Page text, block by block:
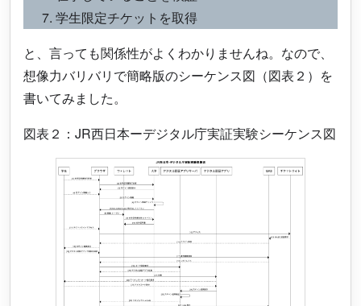
学生限定チケットを取得
と、言っても関係性がよくわかりませんね。なので、
想像力バリバリで簡略版のシーケンス図（図表２）を
書いてみました。
図表２：JR西日本ーデジタル庁実証実験シーケンス図